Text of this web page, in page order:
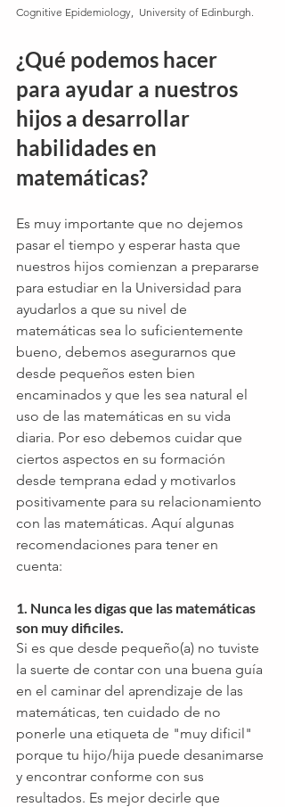
Cognitive Epidemiology,  University of Edinburgh.
¿Qué podemos hacer
para ayudar a nuestros
hijos a desarrollar
habilidades en
matemáticas?
Es muy importante que no dejemos
pasar el tiempo y esperar hasta que
nuestros hijos comienzan a prepararse
para estudiar en la Universidad para
ayudarlos a que su nivel de
matemáticas sea lo suficientemente
bueno, debemos asegurarnos que
desde pequeños esten bien
encaminados y que les sea natural el
uso de las matemáticas en su vida
diaria. Por eso debemos cuidar que
ciertos aspectos en su formación
desde temprana edad y motivarlos
positivamente para su relacionamiento
con las matemáticas. Aquí algunas
recomendaciones para tener en
cuenta:
1. Nunca les digas que las matemáticas
son muy dificiles.
Si es que desde pequeño(a) no tuviste
la suerte de contar con una buena guía
en el caminar del aprendizaje de las
matemáticas, ten cuidado de no
ponerle una etiqueta de "muy dificil"
porque tu hijo/hija puede desanimarse
y encontrar conforme con sus
resultados. Es mejor decirle que